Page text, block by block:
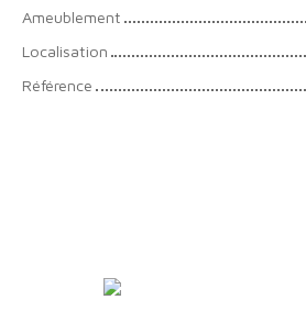
Ameublement
Localisation
Référence